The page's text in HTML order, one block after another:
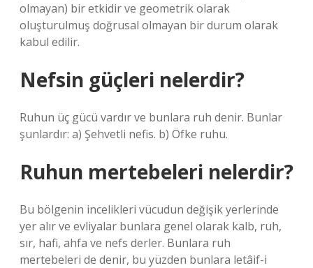
olmayan) bir etkidir ve geometrik olarak
oluşturulmuş doğrusal olmayan bir durum olarak
kabul edilir.
Nefsin güçleri nelerdir?
Ruhun üç gücü vardır ve bunlara ruh denir. Bunlar
şunlardır: a) Şehvetli nefis. b) Öfke ruhu.
Ruhun mertebeleri nelerdir?
Bu bölgenin incelikleri vücudun değişik yerlerinde
yer alır ve evliyalar bunlara genel olarak kalb, ruh,
sır, hafi, ahfa ve nefs derler. Bunlara ruh
mertebeleri de denir, bu yüzden bunlara letâif-i